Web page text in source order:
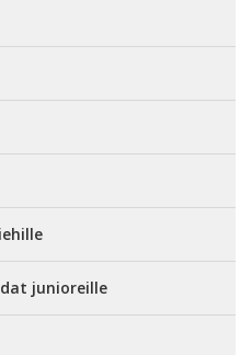
junioreille